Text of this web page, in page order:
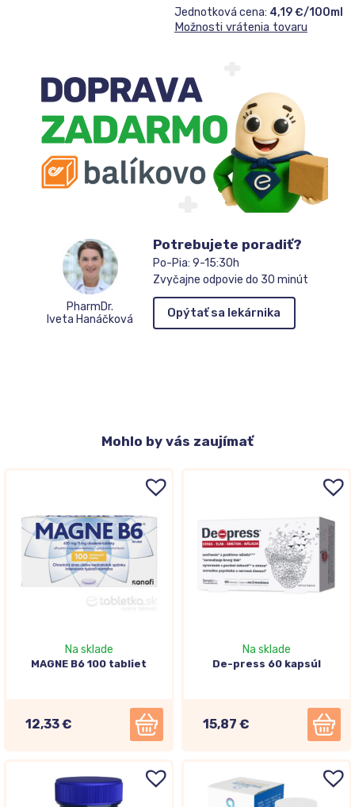
Jednotková cena: 4,19 €/100ml
Možnosti vrátenia tovaru
PharmDr.
Iveta Hanáčková
Potrebujete poradiť?
Po-Pia: 9-15:30h
Zvyčajne odpovie do 30 minút
Opýtať sa lekárnika
Mohlo by vás zaujímať
Na sklade
MAGNE B6 100 tabliet
12,33 €
Na sklade
De-press 60 kapsúl
15,87 €